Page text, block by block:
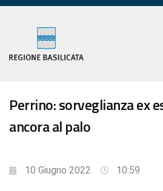
Perrino: sorveglianza ex
ancora al palo
10 Giugno 2022 10:59